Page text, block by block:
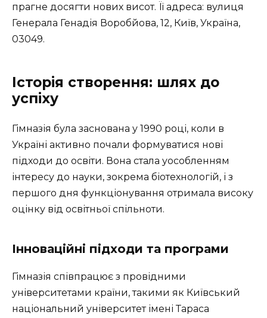
прагне досягти нових висот. Її адреса: вулиця
Генерала Генадія Воробйова, 12, Київ, Україна,
03049.
Історія створення: шлях до
успіху
Гімназія була заснована у 1990 році, коли в
Україні активно почали формуватися нові
підходи до освіти. Вона стала уособленням
інтересу до науки, зокрема біотехнологій, і з
першого дня функціонування отримала високу
оцінку від освітньої спільноти.
Інноваційні підходи та програми
Гімназія співпрацює з провідними
університетами країни, такими як Київський
національний університет імені Тараса